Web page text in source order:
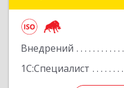
Внедрений
1С:Специалист